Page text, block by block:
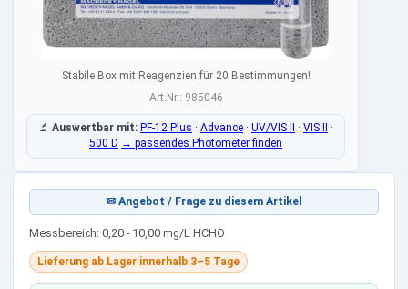
Stabile Box mit Reagenzien für 20 Bestimmungen!
Art.Nr.: 985046
🔬 Auswertbar mit: PF-12 Plus · Advance · UV/VIS II · VIS II
·
500 D → passendes Photometer finden
✉ Angebot / Frage zu diesem Artikel
Messbereich: 0,20 - 10,00 mg/L HCHO
Lieferung ab Lager innerhalb 3–5 Tage